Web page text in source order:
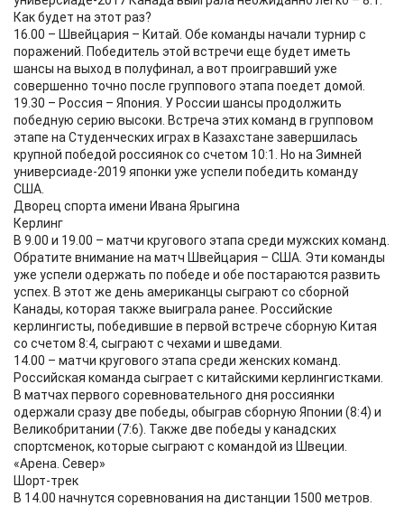
Как будет на этот раз?
16.00 – Швейцария – Китай. Обе команды начали турнир с
поражений. Победитель этой встречи еще будет иметь
шансы на выход в полуфинал, а вот проигравший уже
совершенно точно после группового этапа поедет домой.
19.30 – Россия – Япония. У России шансы продолжить
победную серию высоки. Встреча этих команд в групповом
этапе на Студенческих играх в Казахстане завершилась
крупной победой россиянок со счетом 10:1. Но на Зимней
универсиаде-2019 японки уже успели победить команду
США.
Дворец спорта имени Ивана Ярыгина
Керлинг
В 9.00 и 19.00 – матчи кругового этапа среди мужских команд.
Обратите внимание на матч Швейцария – США. Эти команды
уже успели одержать по победе и обе постараются развить
успех. В этот же день американцы сыграют со сборной
Канады, которая также выиграла ранее. Российские
керлингисты, победившие в первой встрече сборную Китая
со счетом 8:4, сыграют с чехами и шведами.
14.00 – матчи кругового этапа среди женских команд.
Российская команда сыграет с китайскими керлингистками.
В матчах первого соревновательного дня россиянки
одержали сразу две победы, обыграв сборную Японии (8:4) и
Великобритании (7:6). Также две победы у канадских
спортсменок, которые сыграют с командой из Швеции.
«Арена. Север»
Шорт-трек
В 14.00 начнутся соревнования на дистанции 1500 метров.